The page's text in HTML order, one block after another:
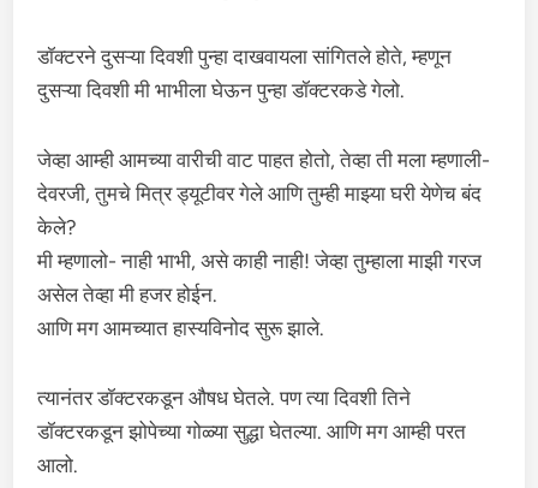
डॉक्टरने दुसऱ्या दिवशी पुन्हा दाखवायला सांगितले होते, म्हणून
दुसऱ्या दिवशी मी भाभीला घेऊन पुन्हा डॉक्टरकडे गेलो.
जेव्हा आम्ही आमच्या वारीची वाट पाहत होतो, तेव्हा ती मला म्हणाली-
देवरजी, तुमचे मित्र ड्यूटीवर गेले आणि तुम्ही माझ्या घरी येणेच बंद
केले?
मी म्हणालो- नाही भाभी, असे काही नाही! जेव्हा तुम्हाला माझी गरज
असेल तेव्हा मी हजर होईन.
आणि मग आमच्यात हास्यविनोद सुरू झाले.
त्यानंतर डॉक्टरकडून औषध घेतले. पण त्या दिवशी तिने
डॉक्टरकडून झोपेच्या गोळ्या सुद्धा घेतल्या. आणि मग आम्ही परत
आलो.